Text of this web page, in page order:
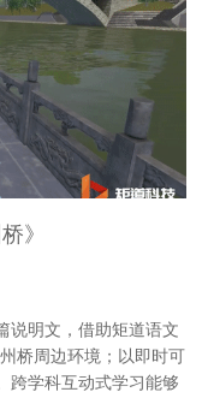
》
说明文，借助矩道语文
桥周边环境；以即时可
跨学科互动式学习能够